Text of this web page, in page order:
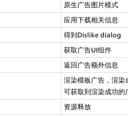
原生广告图片模式
应用下载相关信息
得到Dislike dialog
获取广告UI组件
返回广告额外信息
渲染模板广告，渲
可获取到渲染成功的
资源释放